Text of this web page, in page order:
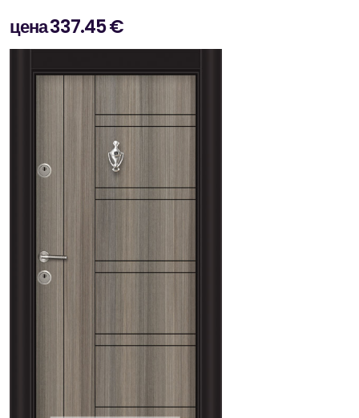
цена 337.45 €